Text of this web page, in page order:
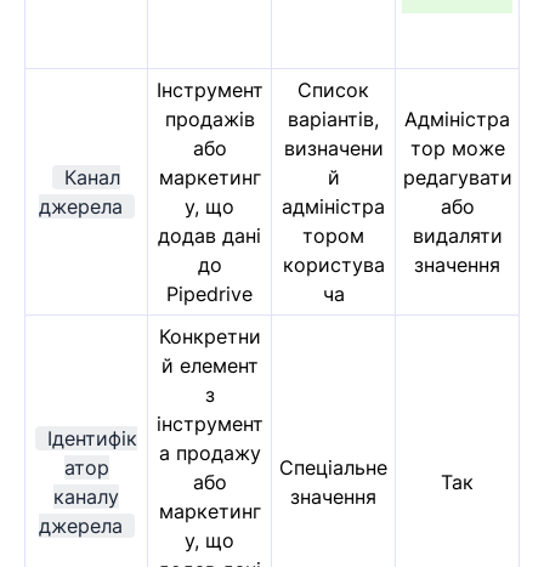
Канал
джерела
Інструмент
продажів
або
маркетинг
у, що
додав дані
до
Pipedrive
Список
варіантів,
визначени
й
адміністра
тором
користува
ча
Адміністра
тор може
редагувати
або
видаляти
значення
Ідентифік
атор
каналу
джерела
Конкретни
й елемент
з
інструмент
а продажу
або
маркетинг
у, що
Спеціальне
значення
Так